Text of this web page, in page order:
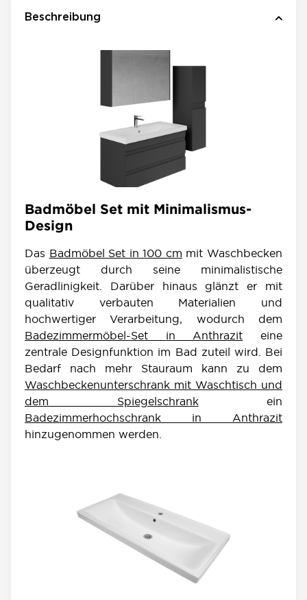
Beschreibung
Badmöbel Set mit Minimalismus-
Design
Das Badmöbel Set in 100 cm mit Waschbecken
überzeugt durch seine minimalistische
Geradlinigkeit. Darüber hinaus glänzt er mit
qualitativ verbauten Materialien und
hochwertiger Verarbeitung, wodurch dem
Badezimmermöbel-Set in Anthrazit eine
zentrale Designfunktion im Bad zuteil wird. Bei
Bedarf nach mehr Stauraum kann zu dem
Waschbeckenunterschrank mit Waschtisch und
dem Spiegelschrankein
Badezimmerhochschrank in Anthrazit
hinzugenommen werden.